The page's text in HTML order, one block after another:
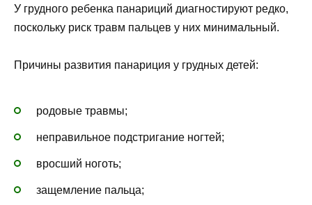
У грудного ребенка панариций диагностируют редко,
поскольку риск травм пальцев у них минимальный.
Причины развития панариция у грудных детей:
родовые травмы;
неправильное подстригание ногтей;
вросший ноготь;
защемление пальца;